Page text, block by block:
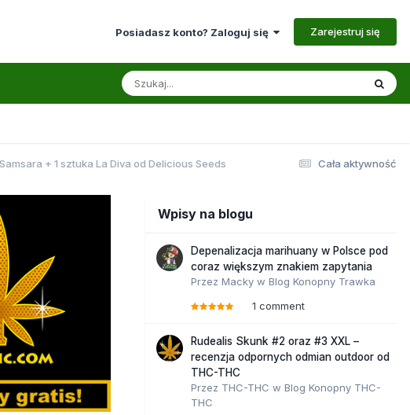
Posiadasz konto? Zaloguj się Zarejestruj się
Cała aktywność
+ 1 sztuka La Diva od Delicious Seeds
Wpisy na blogu
Depenalizacja marihuany w Polsce pod
coraz większym znakiem zapytania
Przez Macky w Blog Konopny Trawka
1 comment
Rudealis Skunk #2 oraz #3 XXL –
recenzja odpornych odmian outdoor od
THC-THC
Przez THC-THC w Blog Konopny THC-
THC